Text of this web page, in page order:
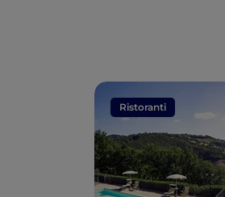
Ristoranti